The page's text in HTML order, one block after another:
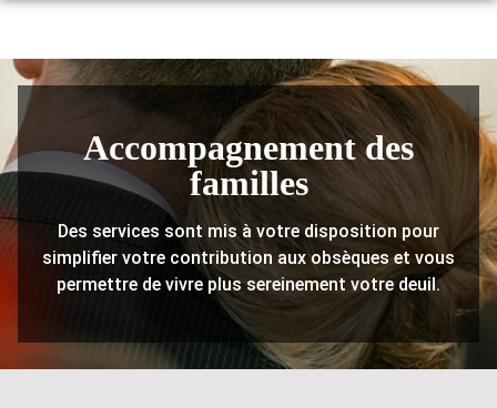
ORGANISER DES OBSÈQUES
PRÉVOIR SES OBSÈQUES
SERVICES AUX FAMILLES
MARBRERIE FUNÉRAIRE
NOS AGENCES
POMEROLS
BESSAN
NOTRE CHAMBRE FUNERAIRE
ESPACES HOMMAGES
BOUTIQUE EN LIGNE
Accompagnement des
familles
Des services sont mis à votre disposition pour
simplifier votre contribution aux obsèques et vous
permettre de vivre plus sereinement votre deuil.